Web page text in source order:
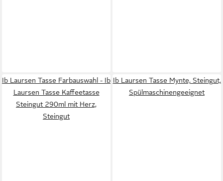
Ib Laursen Tasse Farbauswahl - Ib
Laursen Tasse Kaffeetasse
Steingut 290ml mit Herz,
Steingut
Ib Laursen Tasse Mynte, Steingut,
Spülmaschinengeeignet